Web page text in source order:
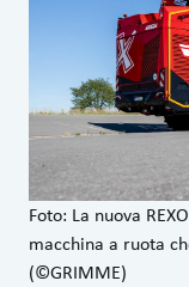
Foto: La nuova
macchina a ruota
(©GRIMME)